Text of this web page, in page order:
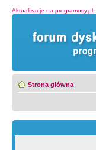
Aktualizacje na programosy.pl:
Strona główna